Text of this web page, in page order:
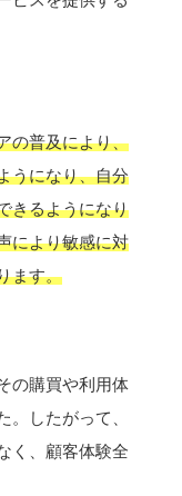
の普及により、
うになり、自分
きるようになり
により敏感に対
ます。
の購買や利用体
。したがって、
く、顧客体験全